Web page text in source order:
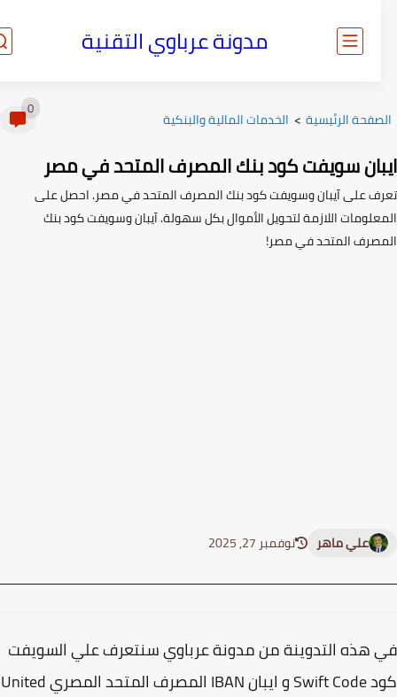
مدونة عرباوي التقنية
الرئيسية> الخدمات المالية والبنكية
سويفت كود بنك المصرف المتحد في مصر
على آيبان وسويفت كود بنك المصرف المتحد في مصر. احصل على
اللازمة لتحويل الأموال بكل سهولة. آيبان وسويفت كود بنك
المتحد في مصر!
علي ماهر نوفمبر 27, 2025
التدوينة من مدونة عرباوي سنتعرف علي السويفت
كود Swift Code و ايبان IBAN المصرف المتحد المصري United